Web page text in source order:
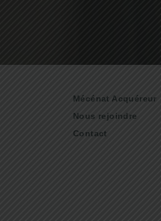
Mécénat Acquéreur
Nous rejoindre
Contact